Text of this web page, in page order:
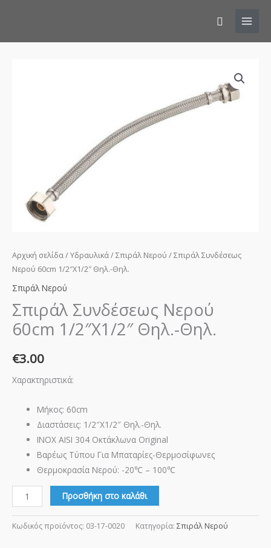
Αρχική σελίδα/Υδραυλικά/Σπιράλ Νερού / Σπιράλ Συνδέσεως
Νερού 60cm 1/2″X1/2″ Θηλ.-Θηλ.
Σπιράλ Νερού
Σπιράλ Συνδέσεως Νερού
60cm 1/2″X1/2″ Θηλ.-Θηλ.
€3.00
Χαρακτηριστικά:
Μήκος: 60cm
Διαστάσεις: 1/2″X1/2″ Θηλ.-Θηλ.
INOX AISI 304 Οκτάκλωνα Original
Βαρέως Τύπου Για Μπαταρίες-Θερμοσίφωνες
Θερμοκρασία Νερού: -20℃ – 100℃
Προσθήκη στο καλάθι
Κωδικός προϊόντος: 03-17-0020 Κατηγορία: Σπιράλ Νερού